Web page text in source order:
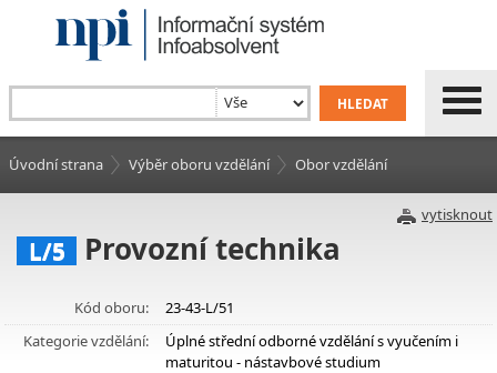
Úvodní strana Výběr oboru vzdělání Obor vzdělání
vytisknout
L/5 Provozní technika
Kód oboru:
23-43-L/51
Kategorie vzdělání:
Úplné střední odborné vzdělání s vyučením i
maturitou - nástavbové studium